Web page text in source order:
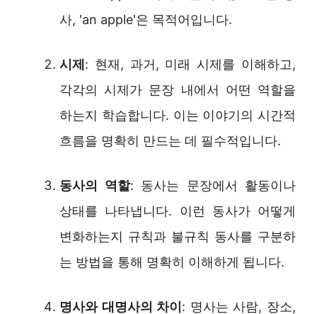
사, 'an apple'은 목적어입니다.
시제: 현재, 과거, 미래 시제를 이해하고,
각각의 시제가 문장 내에서 어떤 역할을
하는지 학습합니다. 이는 이야기의 시간적
흐름을 명확히 만드는 데 필수적입니다.
동사의 역할: 동사는 문장에서 활동이나
상태를 나타냅니다. 이런 동사가 어떻게
변화하는지 규칙과 불규칙 동사를 구분하
는 방법을 통해 명확히 이해하게 됩니다.
명사와 대명사의 차이: 명사는 사람, 장소,